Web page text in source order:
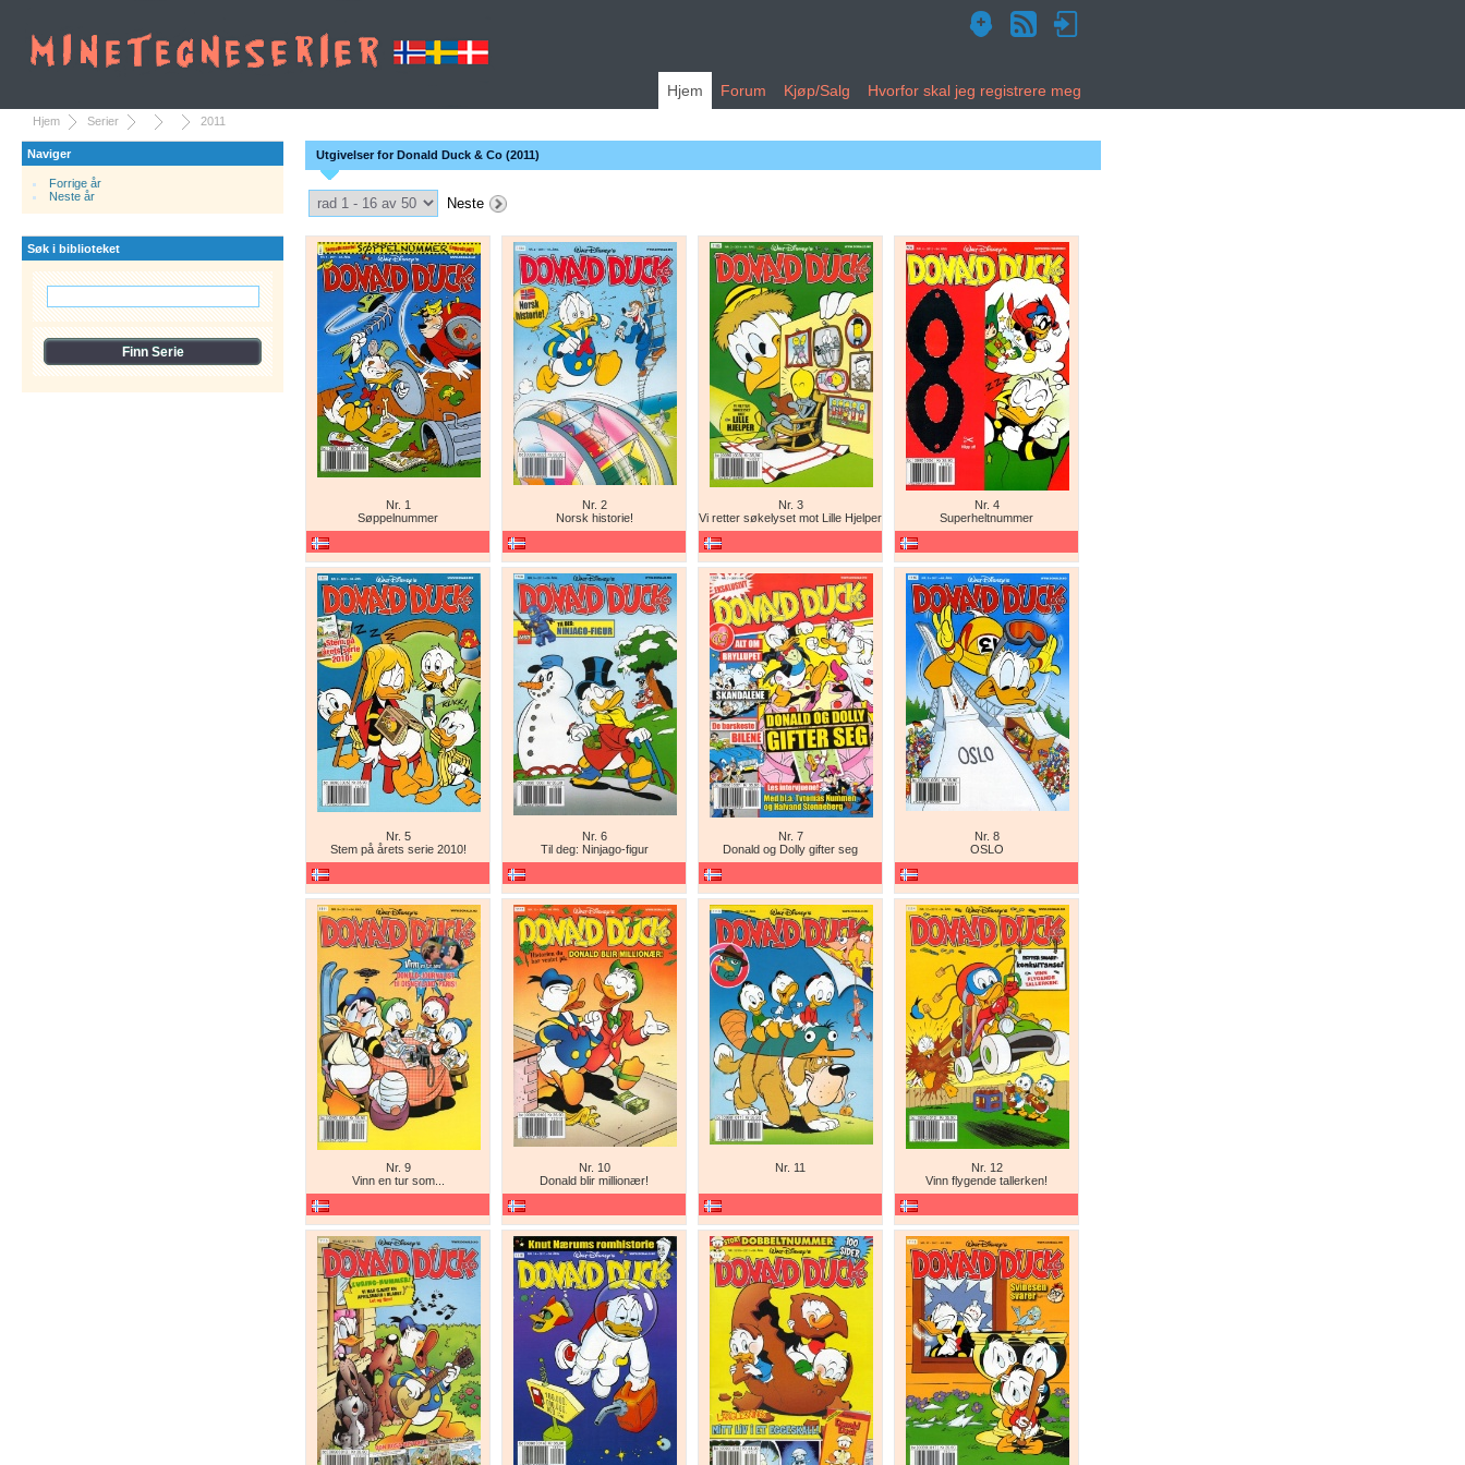
Hjem Forum Kjøp/Salg Hvorfor skal jeg registrere meg
Hjem Serier 2011
Naviger
Forrige år
Neste år
Søk i biblioteket
Utgivelser for Donald Duck & Co (2011)
Select Pagination
Neste
Nr. 1
Søppelnummer
Nr. 2
Norsk historie!
Nr. 3
Vi retter søkelyset mot Lille Hjelper
Nr. 4
Superheltnummer
Nr. 5
Stem på årets serie 2010!
Nr. 6
Til deg: Ninjago-figur
Nr. 7
Donald og Dolly gifter seg
Nr. 8
OSLO
Nr. 9
Vinn en tur som...
Nr. 10
Donald blir millionær!
Nr. 11
Nr. 12
Vinn flygende tallerken!